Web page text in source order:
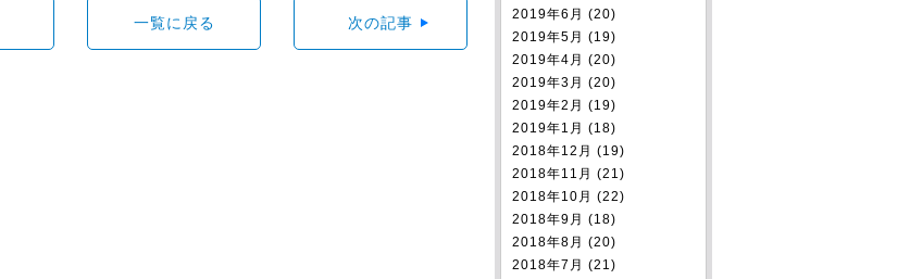
一覧に戻る 次の記事
2019年6月 (20)
2019年5月 (19)
2019年4月 (20)
2019年3月 (20)
2019年2月 (19)
2019年1月 (18)
2018年12月 (19)
2018年11月 (21)
2018年10月 (22)
2018年9月 (18)
2018年8月 (20)
2018年7月 (21)